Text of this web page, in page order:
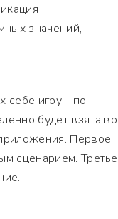
значений,
себе игру - по
будет взята во
Первое
сценарием. Третье